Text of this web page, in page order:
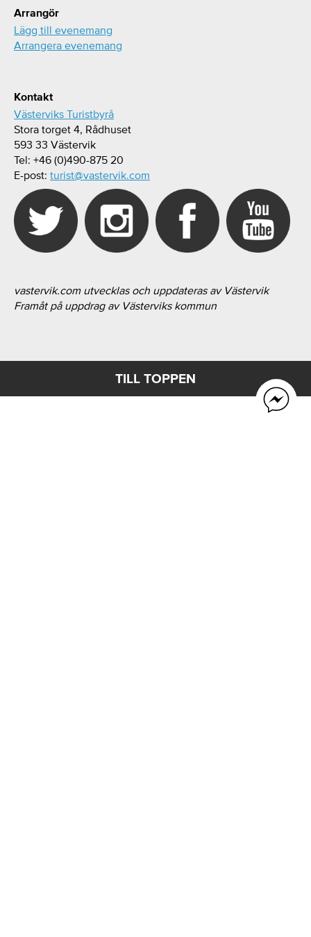
Arrangör
Lägg till evenemang
Arrangera evenemang
Kontakt
Västerviks Turistbyrå
Stora torget 4, Rådhuset
593 33 Västervik
Tel: +46 (0)490-875 20
E-post: turist@vastervik.com
vastervik.com utvecklas och uppdateras av Västervik
Framåt på uppdrag av Västerviks kommun
TILL TOPPEN